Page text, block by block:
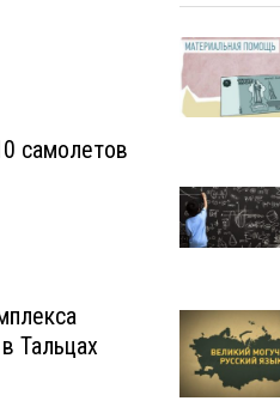
самолетов
Тальцах